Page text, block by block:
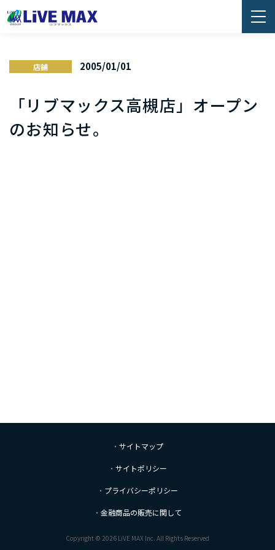
店舗 2005/01/01
「リブマックス高槻店」オープン
のお知らせ。
サイトマップ
サイトポリシー
プライバシーポリシー
金融商品の販売に関して
Copyright © 2026 LiVE MAX Inc. All Rights Reserved